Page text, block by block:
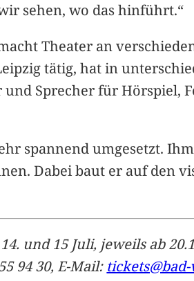
sehen, wo das hinführt.“
Theater an
tätig, hat in
Sprecher für Hörspiel,
spannend umgesetzt.
Dabei baut er auf den
und 15 Juli, jeweils ab
94 30, E-Mail: